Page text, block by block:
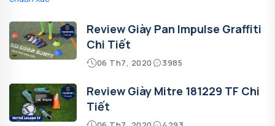
Review Giày Pan Impulse Graffiti
Chi Tiết
06 Th7, 2020 3985
Review Giày Mitre 181229 TF Chi
Tiết